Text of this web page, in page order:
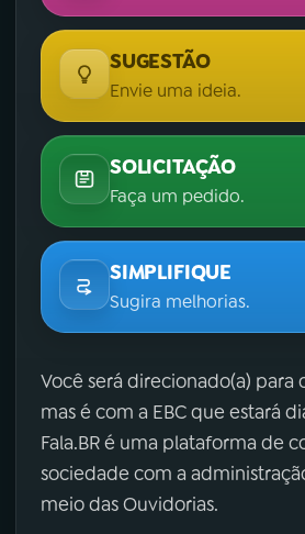
SUGESTÃO
Envie uma ideia.
SOLICITAÇÃO
Faça um pedido.
SIMPLIFIQUE
Sugira melhorias.
Você será direcionado(a) para
mas é com a EBC que estará
Fala.BR é uma plataforma de
sociedade com a
meio das Ouvidorias.